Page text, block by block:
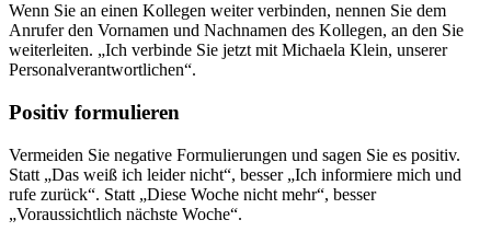
Wenn Sie an einen Kollegen weiter verbinden, nennen Sie dem
Anrufer den Vornamen und Nachnamen des Kollegen, an den Sie
weiterleiten. „Ich verbinde Sie jetzt mit Michaela Klein, unserer
Personalverantwortlichen“.
Positiv formulieren
Vermeiden Sie negative Formulierungen und sagen Sie es positiv.
Statt „Das weiß ich leider nicht“, besser „Ich informiere mich und
rufe zurück“. Statt „Diese Woche nicht mehr“, besser
„Voraussichtlich nächste Woche“.